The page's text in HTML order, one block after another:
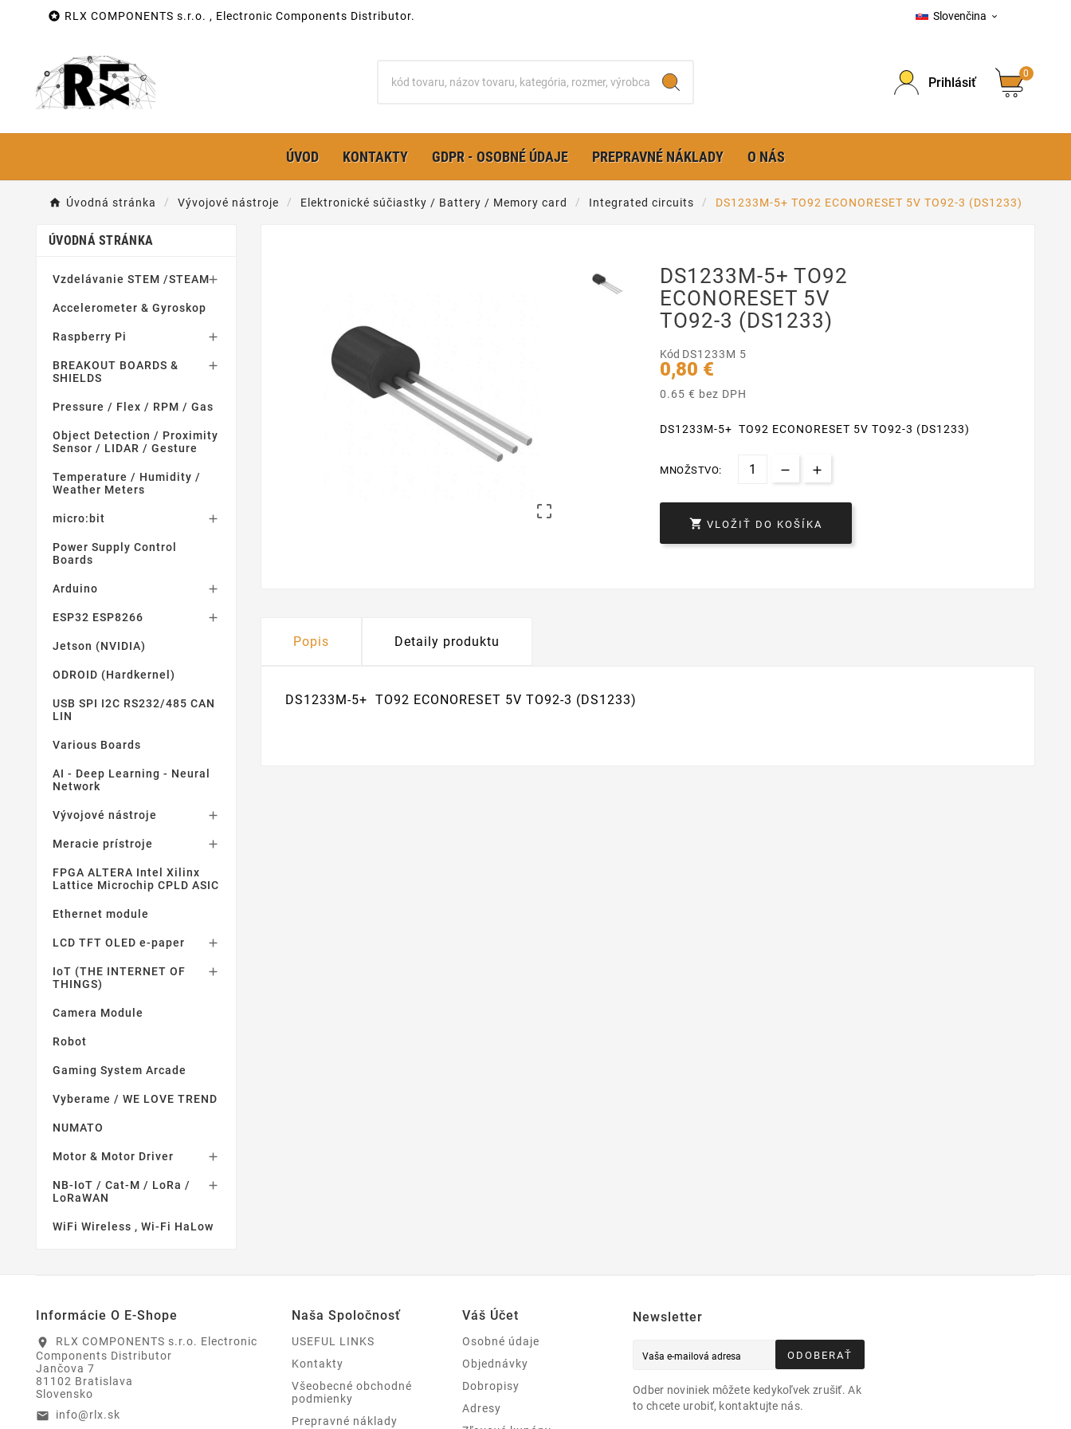
 RLX COMPONENTS s.r.o. , Electronic Components Distributor. Slovenčina 
Prihlásiť
0
ÚVOD KONTAKTY GDPR - OSOBNÉ ÚDAJE PREPRAVNÉ NÁKLADY O NÁS
Úvodná stránka Vývojové nástroje Elektronické súčiastky / Battery / Memory card Integrated circuits DS1233M-5+ TO92 ECONORESET 5V TO92-3 (DS1233)
ÚVODNÁ STRÁNKA
Vzdelávanie STEM /STEAM
Accelerometer & Gyroskop
Raspberry Pi 
BREAKOUT BOARDS &
SHIELDS

Pressure / Flex / RPM / Gas
Object Detection / Proximity
Sensor / LIDAR / Gesture
Temperature / Humidity /
Weather Meters
micro:bit 
Power Supply Control
Boards
Arduino 
ESP32 ESP8266 
Jetson (NVIDIA)
ODROID (Hardkernel)
USB SPI I2C RS232/485 CAN
LIN
Various Boards
AI - Deep Learning - Neural
Network
Vývojové nástroje 
Meracie prístroje 
FPGA ALTERA Intel Xilinx
Lattice Microchip CPLD ASIC
Ethernet module
LCD TFT OLED e-paper 
IoT (THE INTERNET OF
THINGS)

Camera Module
Robot
Gaming System Arcade
Vyberame / WE LOVE TREND
NUMATO
Motor & Motor Driver 
NB-IoT / Cat-M / LoRa /
LoRaWAN

WiFi Wireless , Wi-Fi HaLow

DS1233M-5+ TO92
ECONORESET 5V
TO92-3 (DS1233)
Kód DS1233M 5
0,80 €
0.65 € bez DPH
DS1233M-5+ TO92 ECONORESET 5V TO92-3 (DS1233)
MNOŽSTVO:
 VLOŽIŤ DO KOŠÍKA
Popis Detaily produktu
DS1233M-5+ TO92 ECONORESET 5V TO92-3 (DS1233)
Informácie O E-Shope
location_on
RLX COMPONENTS s.r.o. Electronic
Components Distributor
Jančova 7
81102 Bratislava
Slovensko
email info@rlx.sk
Naša Spoločnosť
USEFUL LINKS
Kontakty
Všeobecné obchodné
podmienky
Prepravné náklady
Váš Účet
Osobné údaje
Objednávky
Dobropisy
Adresy
Newsletter
ODOBERAŤ
Odber noviniek môžete kedykoľvek zrušiť. Ak
to chcete urobiť, kontaktujte nás.